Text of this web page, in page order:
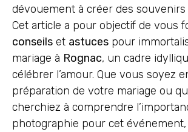
dévouement à créer des souvenirs
Cet article a pour objectif de vous
conseils et astuces pour
mariage à Rognac, un cadre
célébrer l’amour. Que vous soyez
préparation de votre mariage ou
cherchiez à comprendre
photographie pour cet